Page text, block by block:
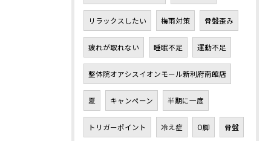
リラックスしたい 梅雨対策 骨盤歪み
疲れが取れない 睡眠不足 運動不足
整体院オアシスイオンモール新利府南館店
夏 キャンペーン 半期に一度
トリガーポイント 冷え症 O脚 骨盤